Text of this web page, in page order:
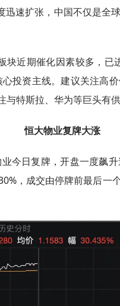
迅速扩张，中国不仅是全
块近期催化因素较多，
投资主线。建议关注高
特斯拉、华为等巨头有供
恒大物业复牌大涨
今日复牌，开盘一度飙
，成交由停牌前最后一